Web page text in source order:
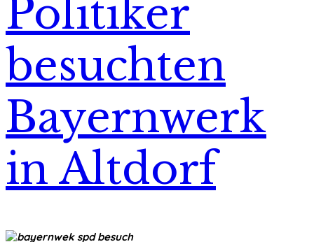
Politiker
besuchten
Bayernwerk
in Altdorf